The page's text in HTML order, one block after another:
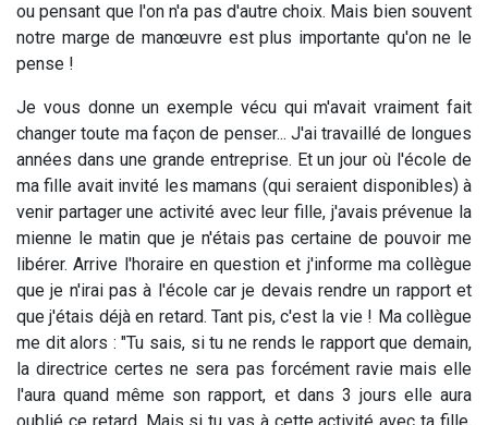
ou pensant que l'on n'a pas d'autre choix. Mais bien souvent
notre marge de manœuvre est plus importante qu'on ne le
pense !
Je vous donne un exemple vécu qui m'avait vraiment fait
changer toute ma façon de penser... J'ai travaillé de longues
années dans une grande entreprise. Et un jour où l'école de
ma fille avait invité les mamans (qui seraient disponibles) à
venir partager une activité avec leur fille, j'avais prévenue la
mienne le matin que je n'étais pas certaine de pouvoir me
libérer. Arrive l'horaire en question et j'informe ma collègue
que je n'irai pas à l'école car je devais rendre un rapport et
que j'étais déjà en retard. Tant pis, c'est la vie ! Ma collègue
me dit alors : "Tu sais, si tu ne rends le rapport que demain,
la directrice certes ne sera pas forcément ravie mais elle
l'aura quand même son rapport, et dans 3 jours elle aura